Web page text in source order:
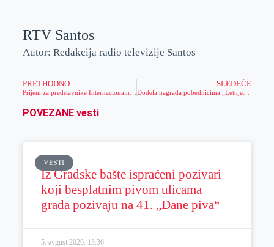
RTV Santos
Autor: Redakcija radio televizije Santos
PRETHODNO SLEDEĆE
POVEZANE vesti
VESTI
Iz Gradske bašte ispraćeni pozivari
koji besplatnim pivom ulicama
grada pozivaju na 41. „Dane piva“
5. avgust 2026. 13:36